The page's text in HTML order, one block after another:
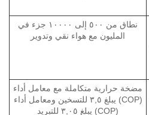
نطاق من ٥٠٠ إلى ١٠٠٠٠ جزء في
المليون مع هواء نقي وتدوير
مضخة حرارية متكاملة مع معامل أداء
(COP) يبلغ ٣,٥ للتسخين ومعامل أداء
(COP) يبلغ ٣,٠٥ للتبريد